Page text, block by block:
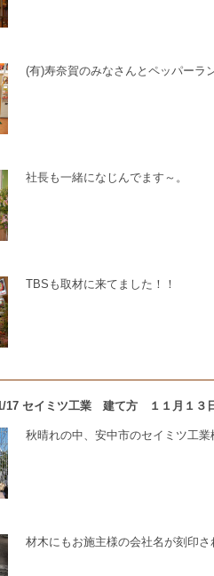
(有)寿奈賀のみなさんとペッパーラ
社長も一緒になじんでます～。
TBSも取材に来てました！！
17 セイミツ工業 建て方 １１月１３日
秋晴れの中、安中市のセイミツ工業
材木にもお施主様の会社名が刻印さ